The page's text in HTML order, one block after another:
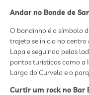
Andar no Bonde de
O bondinho é o símbolo
trajeto se inicia no centro
Lapa e seguindo pelas
pontos turísticos como a
Largo do Curvelo e o
Curtir um rock no Bar